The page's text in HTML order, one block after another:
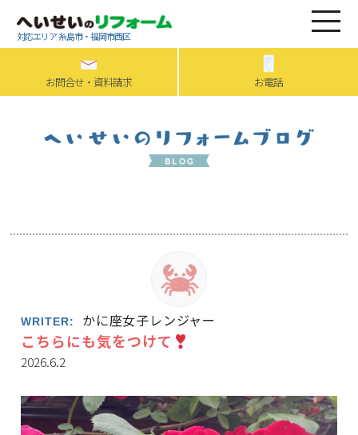
対応エリア 糸島市・福岡市西区
お問合せ・資料請求 お電話
WRITER: かに座女子レンジャー
こちらにも気をつけて
2026.6.2